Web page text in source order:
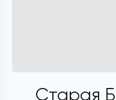
Старая